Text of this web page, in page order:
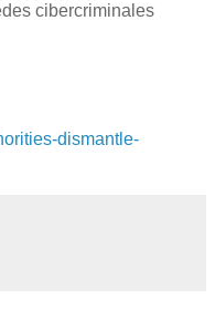
cibercriminales
dismantle-